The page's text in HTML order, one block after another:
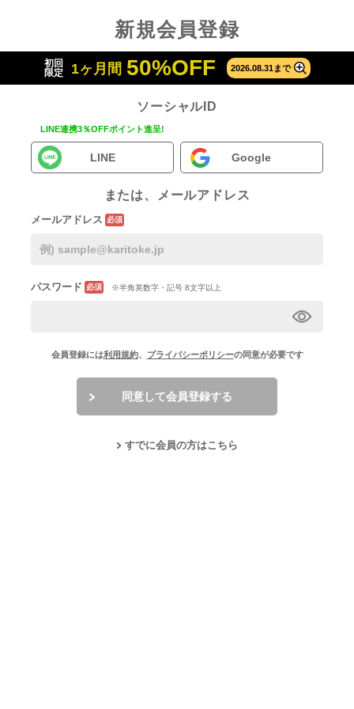
新規会員登録
初回
限定
1ヶ月間 50%OFF 2026.08.31まで
ソーシャルID
LINE連携3％OFFポイント進呈!
LINE Google
または、メールアドレス
メールアドレス 必須
パスワード 必須 ※半角英数字・記号 8文字以上
会員登録には利用規約、 プライバシーポリシーの同意が必要です
同意して会員登録する
すでに会員の方はこちら